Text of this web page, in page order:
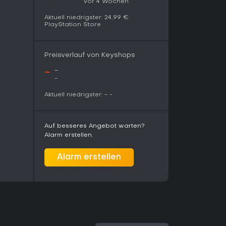
dem Reich Paradiso treten als Hauptgegner
zu gewaltigen Kolossen. Die Geschichte
verbesserte Lichteffekte, die die
Controller sehr direkt an. Die englische und
bleibt erhalten, ebenso wie die
vor 4 Wochen
Aktuell niedrigster: 24,99 €
PlayStation Store
Preisverlauf von Keyshops
- -
-
Aktuell niedrigster: - -
Auf besseres Angebot warten?
Alarm erstellen.
Alarm erstellen